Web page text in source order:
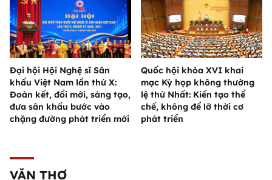
Đại hội Hội Nghệ sĩ Sân
khấu Việt Nam lần thứ X:
Đoàn kết, đổi mới, sáng tạo,
đưa sân khấu bước vào
chặng đường phát triển mới
Quốc hội khóa XVI khai
mạc Kỳ họp không thường
lệ thứ Nhất: Kiến tạo thể
chế, không để lỡ thời cơ
phát triển
VĂN THƠ